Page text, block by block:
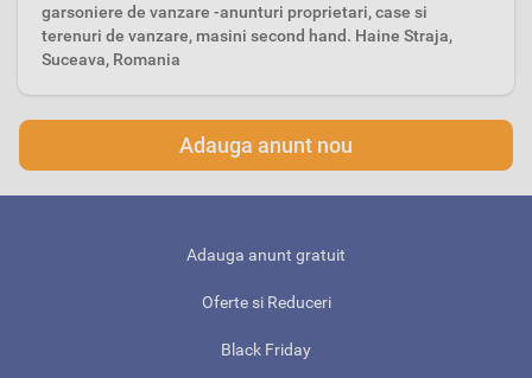
garsoniere de vanzare -anunturi proprietari, case si
terenuri de vanzare, masini second hand. Haine Straja,
Suceava, Romania
Adauga anunt nou
Adauga anunt gratuit
Oferte si Reduceri
Black Friday